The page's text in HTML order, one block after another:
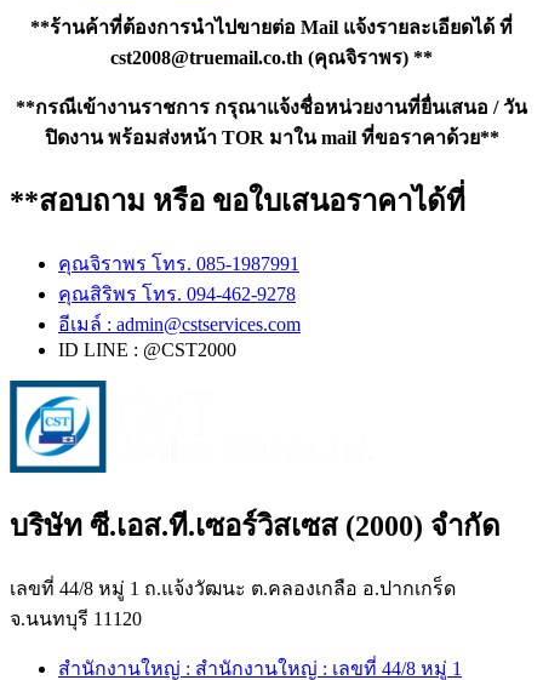
**ร้านค้าที่ต้องการนำไปขายต่อ Mail แจ้งรายละเอียดได้ ที่
cst2008@truemail.co.th (คุณจิราพร) **
**กรณีเข้างานราชการ กรุณาแจ้งชื่อหน่วยงานที่ยื่นเสนอ / วัน
ปิดงาน พร้อมส่งหน้า TOR มาใน mail ที่ขอราคาด้วย**
**สอบถาม หรือ ขอใบเสนอราคาได้ที่
คุณจิราพร โทร. 085-1987991
คุณสิริพร โทร. 094-462-9278
อีเมล์ : admin@cstservices.com
ID LINE : @CST2000
บริษัท ซี.เอส.ที.เซอร์วิสเซส (2000) จำกัด
เลขที่ 44/8 หมู่ 1 ถ.แจ้งวัฒนะ ต.คลองเกลือ อ.ปากเกร็ด
จ.นนทบุรี 11120
สำนักงานใหญ่ : สำนักงานใหญ่ : เลขที่ 44/8 หมู่ 1